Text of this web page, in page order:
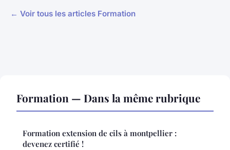
← Voir tous les articles Formation
Formation — Dans la même rubrique
Formation extension de cils à montpellier :
devenez certifié !